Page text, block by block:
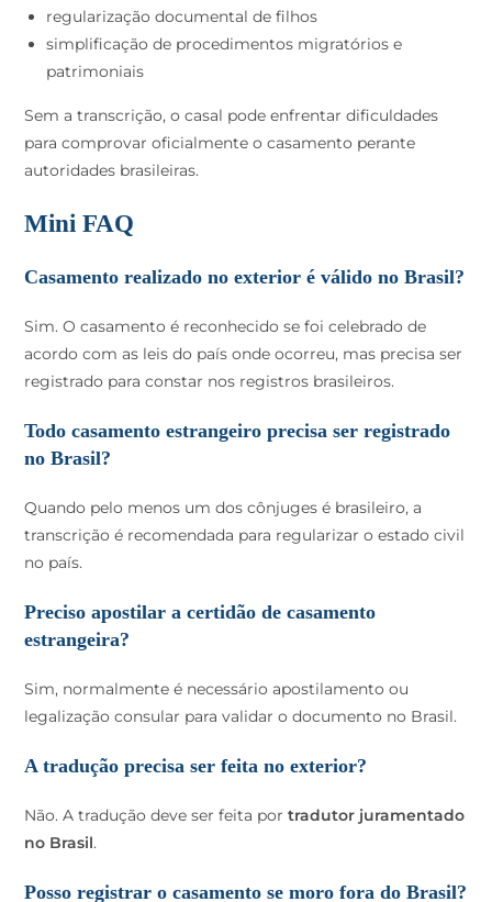
regularização documental de filhos
simplificação de procedimentos migratórios e
patrimoniais
Sem a transcrição, o casal pode enfrentar dificuldades
para comprovar oficialmente o casamento perante
autoridades brasileiras.
Mini FAQ
Casamento realizado no exterior é válido no Brasil?
Sim. O casamento é reconhecido se foi celebrado de
acordo com as leis do país onde ocorreu, mas precisa ser
registrado para constar nos registros brasileiros.
Todo casamento estrangeiro precisa ser registrado
no Brasil?
Quando pelo menos um dos cônjuges é brasileiro, a
transcrição é recomendada para regularizar o estado civil
no país.
Preciso apostilar a certidão de casamento
estrangeira?
Sim, normalmente é necessário apostilamento ou
legalização consular para validar o documento no Brasil.
A tradução precisa ser feita no exterior?
Não. A tradução deve ser feita portradutor juramentado
no Brasil.
Posso registrar o casamento se moro fora do Brasil?